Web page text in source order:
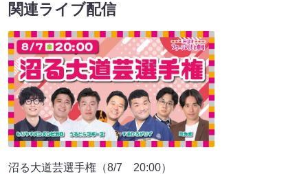
関連ライブ配信
沼る大道芸選手権（8/7 20:00）